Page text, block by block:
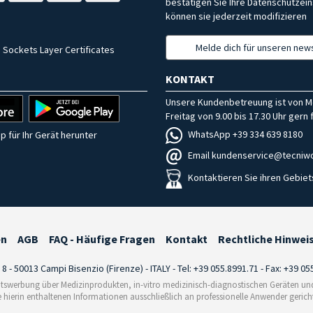
Sockets Layer Certificates
können sie jederzeit modifizieren
Melde dich für unseren
für Ihr Gerät herunter
KONTAKT
Unsere Kundenbetreuung ist von
Freitag von 9.00 bis 17.30 Uhr gern
WhatsApp +39 334 639 8180
Email
Kontaktieren Sie ihren
AGB FAQ - Häufige Fragen Kontakt Rechtliche
- 50013 Campi Bisenzio (Firenze) - ITALY - Tel: +39 055.8991.71 - Fax: +39
über Medizinprodukten, in-vitro medizinisch-diagnostischen Geräten
hierin enthaltenen Informationen ausschließlich an professionelle Anwender